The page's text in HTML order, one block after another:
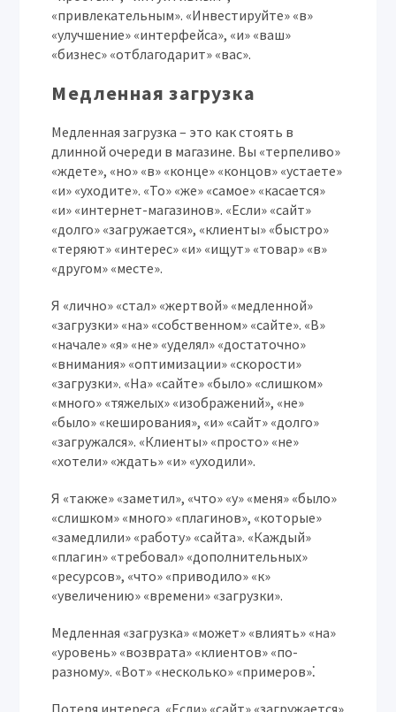
«привлекательным». «Инвестируйте» «в»
«улучшение» «интерфейса», «и» «ваш»
«бизнес» «отблагодарит» «вас».
Медленная загрузка
Медленная загрузка – это как стоять в
длинной очереди в магазине. Вы «терпеливо»
«ждете», «но» «в» «конце» «концов» «устаете»
«и» «уходите». «То» «же» «самое» «касается»
«и» «интернет-магазинов». «Если» «сайт»
«долго» «загружается», «клиенты» «быстро»
«теряют» «интерес» «и» «ищут» «товар» «в»
«другом» «месте».
Я «лично» «стал» «жертвой» «медленной»
«загрузки» «на» «собственном» «сайте». «В»
«начале» «я» «не» «уделял» «достаточно»
«внимания» «оптимизации» «скорости»
«загрузки». «На» «сайте» «было» «слишком»
«много» «тяжелых» «изображений», «не»
«было» «кеширования», «и» «сайт» «долго»
«загружался». «Клиенты» «просто» «не»
«хотели» «ждать» «и» «уходили».
Я «также» «заметил», «что» «у» «меня» «было»
«слишком» «много» «плагинов», «которые»
«замедлили» «работу» «сайта». «Каждый»
«плагин» «требовал» «дополнительных»
«ресурсов», «что» «приводило» «к»
«увеличению» «времени» «загрузки».
Медленная «загрузка» «может» «влиять» «на»
«уровень» «возврата» «клиентов» «по-
разному». «Вот» «несколько» «примеров»⁚
Потеря интереса. «Если» «сайт» «загружается»